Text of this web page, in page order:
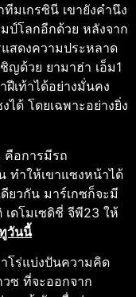
มเกรซินี เขายังคำนึง
ป์โลกอีกด้วย หลังจาก
สดงความประหลาด
ญด้วย ยามาฮ่า เอ็ม1
เท้าได้อย่างมั่นคง
ด้ โดยเฉพาะอย่างยิ่ง
คือการมีรถ
ทำให้เขาแซงหน้าได้
ยวกัน มาร์เกซก็จะมี
เดโมเซดิชี่ จีพี23 ให้
วันนี้
โร่แบ่งปันความคิด
วซ ที่จะออกจาก